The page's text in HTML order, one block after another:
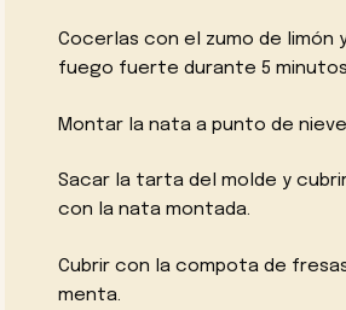
Cocerlas con el zumo de limón
fuego fuerte durante 5
Montar la nata a punto de
Sacar la tarta del molde y
con la nata montada.
Cubrir con la compota de
menta.